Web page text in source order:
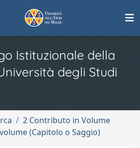
Istituzionale della
degli Studi
2 Contributo in Volume
(Capitolo o Saggio)